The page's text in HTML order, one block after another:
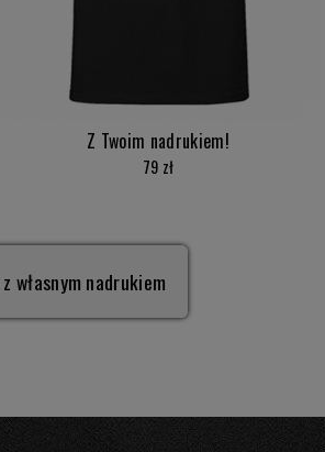
Z Twoim nadrukiem!
79 zł
własnym nadrukiem